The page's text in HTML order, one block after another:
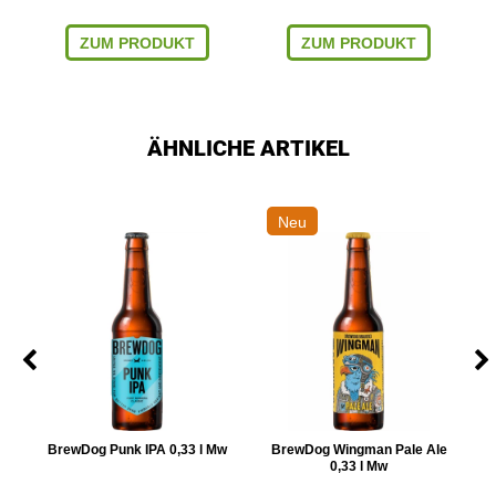
ZUM PRODUKT ZUM PRODUKT
ÄHNLICHE ARTIKEL
BrewDog Punk IPA 0,33 l Mw
Neu
BrewDog Wingman Pale Ale
0,33 l Mw